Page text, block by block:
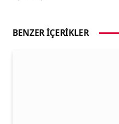
BENZER İÇERIKLER